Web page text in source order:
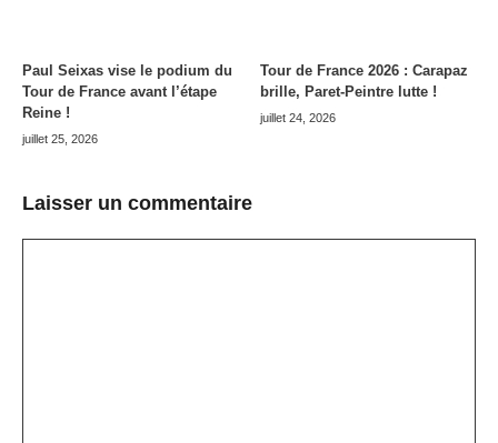
Paul Seixas vise le podium du
Tour de France avant l’étape
Reine !
juillet 25, 2026
Tour de France 2026 : Carapaz
brille, Paret-Peintre lutte !
juillet 24, 2026
Laisser un commentaire